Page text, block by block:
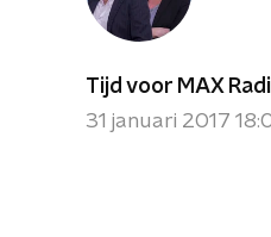
Tijd voor MAX
31 januari 2017